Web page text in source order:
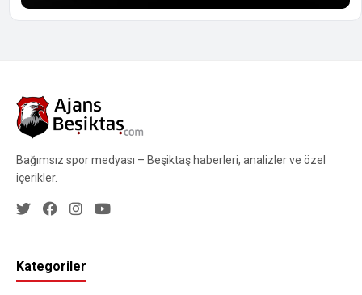
Bağımsız spor medyası – Beşiktaş haberleri, analizler ve özel
içerikler.
Kategoriler